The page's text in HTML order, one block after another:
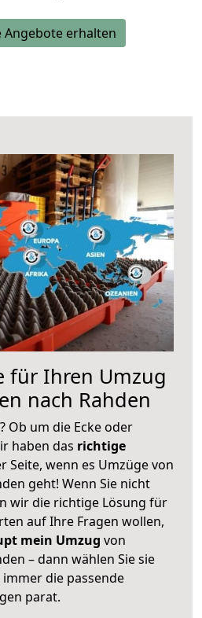
Angebote erhalten
für Ihren Umzug
nach Rahden
Ob um die Ecke oder
haben das richtige
Seite, wenn es Umzüge von
geht! Wenn Sie nicht
wir die richtige Lösung für
auf Ihre Fragen wollen,
mein Umzug von
– dann wählen Sie sie
die passende
parat.